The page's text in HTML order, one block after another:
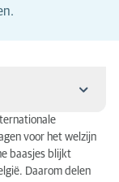
voor het welzijn
baasjes blijkt
Daarom delen